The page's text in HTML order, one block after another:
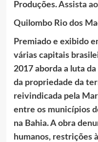
Produções.Assista
Quilombo Rio dos
Premiado e exibido
várias capitais
2017 aborda a luta
da propriedade da
reivindicada pela
entre os municípios
na Bahia. A obra
humanos, restrições